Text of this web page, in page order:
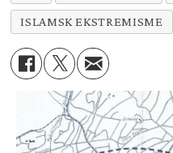
ISLAMSK EKSTREMISME